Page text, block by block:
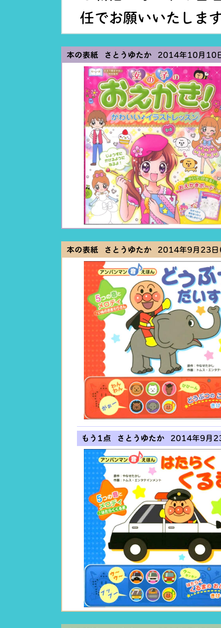
任でお願いいたしま
本の表紙 さとうゆたか2014年10月10
本の表紙 さとうゆたか2014年9月23日
もう1点 さとうゆたか 2014年9月